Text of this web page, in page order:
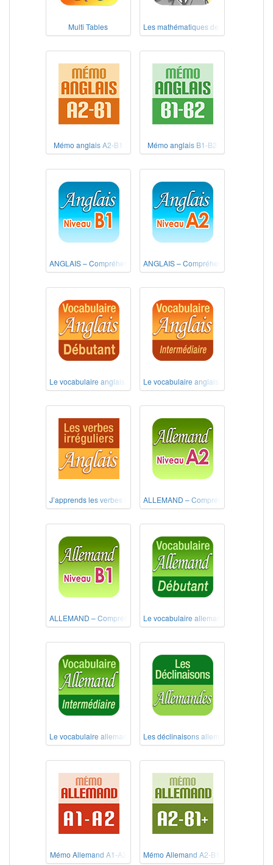
Multi Tables Les mathématiques de nos grands-
Mémo anglais A2-B1 Mémo anglais B1-B2
ANGLAIS – Compréhension de l'écrit Niveau B1
ANGLAIS – Compréhension de l'écrit
Le vocabulaire anglais débutantLe vocabulaire anglais intermédiaire
J’apprends les verbes irréguliers anglaisALLEMAND – Compréhension de
ALLEMAND – Compréhension de l'écrit Niveau B1
Le vocabulaire allemand débutant
Le vocabulaire allemand intermédiaireLes déclinaisons allemandes
Mémo Allemand A1-A2 Mémo Allemand A2-B1+